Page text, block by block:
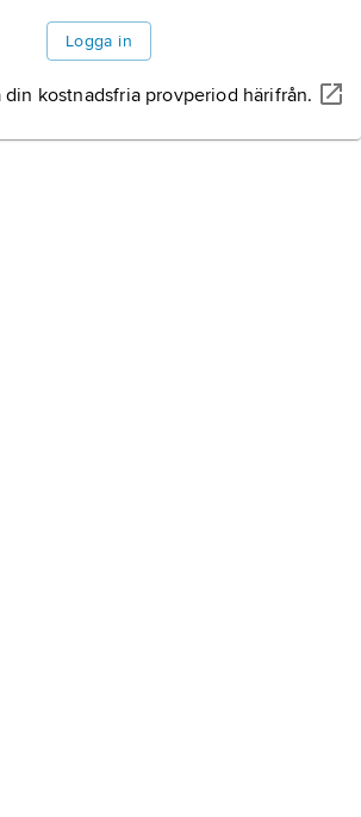
Logga in
din kostnadsfria provperiod härifrån.